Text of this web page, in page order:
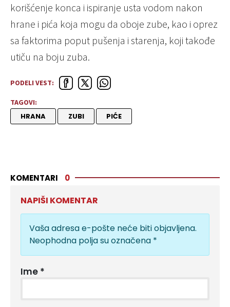
korišćenje konca i ispiranje usta vodom nakon
hrane i pića koja mogu da oboje zube, kao i oprez
sa faktorima poput pušenja i starenja, koji takođe
utiču na boju zuba.
PODELI VEST:
TAGOVI:
HRANA ZUBI PIĆE
KOMENTARI 0
NAPIŠI KOMENTAR
Vaša adresa e-pošte neće biti objavljena.
Neophodna polja su označena *
Ime *